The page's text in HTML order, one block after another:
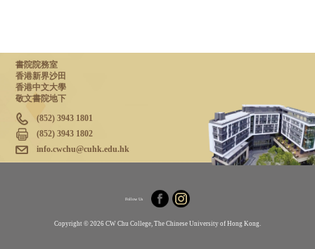
書院院務室
香港新界沙田
香港中文大學
敬文書院地下
(852) 3943 1801
(852) 3943 1802
info.cwchu@cuhk.edu.hk
Follow Us
Copyright © 2026 CW Chu College, The Chinese University of Hong Kong.